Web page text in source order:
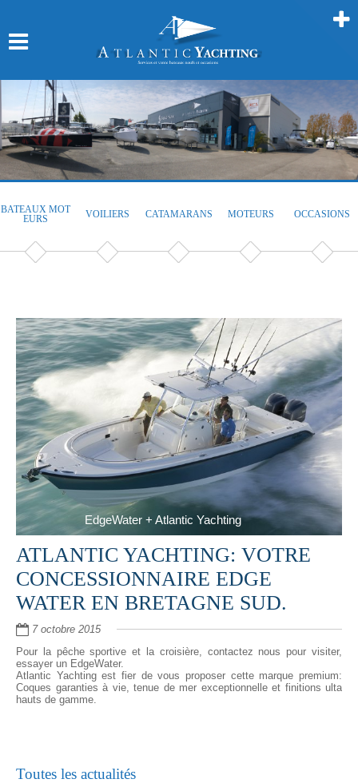
BATEAUX MOT
EURS
VOILIERS CATAMARANS MOTEURS OCCASIONS
EdgeWater + Atlantic Yachting
ATLANTIC YACHTING: VOTRE
CONCESSIONNAIRE EDGE
WATER EN BRETAGNE SUD.
7 octobre 2015
Pour la pêche sportive et la croisière, contactez nous pour visiter,
essayer un EdgeWater.
Atlantic Yachting est fier de vous proposer cette marque premium:
Coques garanties à vie, tenue de mer exceptionnelle et finitions ulta
hauts de gamme.
Toutes les actualités